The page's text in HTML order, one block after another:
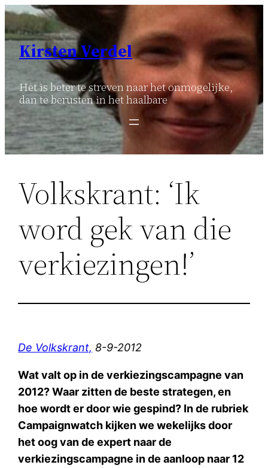
Ga
naar
inhoud
Kirsten Verdel
Het is beter te streven naar het onmogelijke,
dan te berusten in het haalbare
Volkskrant: ‘Ik
word gek van die
verkiezingen!’
De Volkskrant, 8-9-2012
Wat valt op in de verkiezingscampagne van
2012? Waar zitten de beste strategen, en
hoe wordt er door wie gespind? In de rubriek
Campaignwatch kijken we wekelijks door
het oog van de expert naar de
verkiezingscampagne in de aanloop naar 12